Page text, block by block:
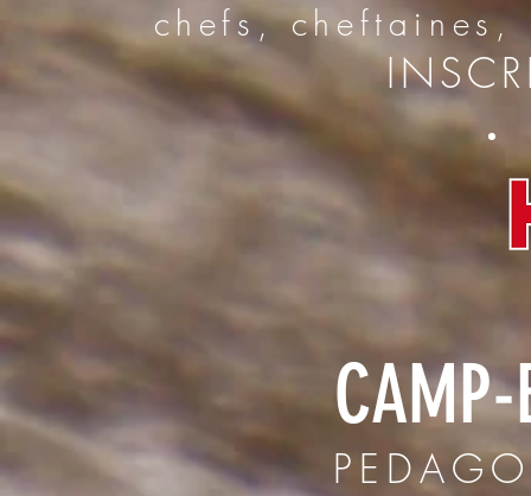
CAMP-
chefs, cheftaines,